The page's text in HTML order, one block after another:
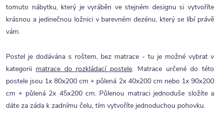
tomuto nábytku, který je vyráběn ve stejném designu si vytvoříte
krásnou a jedinečnou ložnici v barevném dezénu, který se líbí právě
vám.
Postel je dodávána s roštem, bez matrace - tu je možné vybrat v
kategorii matrace do rozkládací postele. Matrace určené do této
postele jsou 1x 80x200 cm + půlená 2x 40x200 cm nebo 1x 90x200
cm + půlená 2x 45x200 cm. Půlenou matraci jednoduše složíte a
dáte za záda k zadnímu čelu, tím vytvoříte jednoduchou pohovku.